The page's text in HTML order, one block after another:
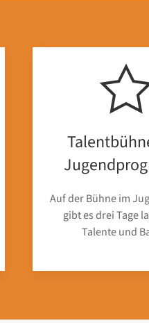
Auf der Bühne im
gibt es drei Tage
Talente und